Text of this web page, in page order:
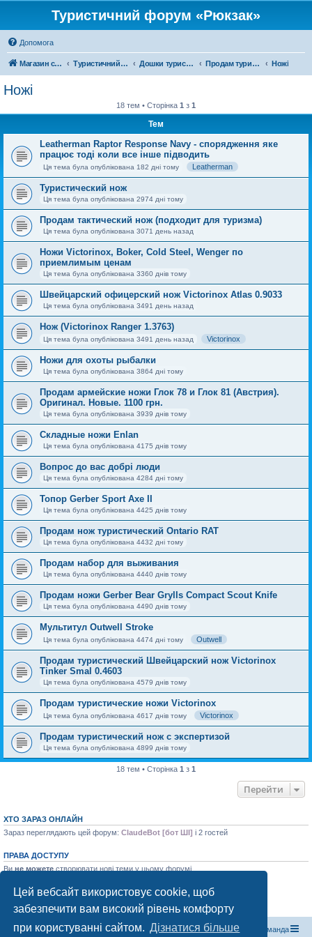
Цей вебсайт використовує cookie, щоб
забезпечити вам високий рівень комфорту
при користуванні сайтом. Дізнатися більше
Туристичний форум «Рюкзак»
Допомога
Магазин спорядження Туристичний форум «Рюкзак» Дошки туристичних оголошень Продам туристичне спорядження Ножі
Ножі
18 тем • Сторінка 1 з 1
Тем
Leatherman Raptor Response Navy - спорядження яке
працює тоді коли все інше підводить
Ця тема була опублікована 182 дні тому Leatherman
Туристический нож
Ця тема була опублікована 2974 дні тому
Продам тактический нож (подходит для туризма)
Ця тема була опублікована 3071 день назад
Ножи Victorinox, Boker, Cold Steel, Wenger по
приемлимым ценам
Ця тема була опублікована 3360 днів тому
Швейцарский офицерский нож Victorinox Atlas 0.9033
Ця тема була опублікована 3491 день назад
Нож (Victorinox Ranger 1.3763)
Ця тема була опублікована 3491 день назад Victorinox
Ножи для охоты рыбалки
Ця тема була опублікована 3864 дні тому
Продам армейские ножи Глок 78 и Глок 81 (Австрия).
Оригинал. Новые. 1100 грн.
Ця тема була опублікована 3939 днів тому
Складные ножи Enlan
Ця тема була опублікована 4175 днів тому
Вопрос до вас добрі люди
Ця тема була опублікована 4284 дні тому
Топор Gerber Sport Axe II
Ця тема була опублікована 4425 днів тому
Продам нож туристический Ontario RAT
Ця тема була опублікована 4432 дні тому
Продам набор для выживания
Ця тема була опублікована 4440 днів тому
Продам ножи Gerber Bear Grylls Compact Scout Knife
Ця тема була опублікована 4490 днів тому
Мультитул Outwell Stroke
Ця тема була опублікована 4474 дні тому Outwell
Продам туристический Швейцарский нож Victorinox
Tinker Smal 0.4603
Ця тема була опублікована 4579 днів тому
Продам туристические ножи Victorinox
Ця тема була опублікована 4617 днів тому Victorinox
Продам туристический нож с экспертизой
Ця тема була опублікована 4899 днів тому
18 тем • Сторінка 1 з 1
Перейти
ХТО ЗАРАЗ ОНЛАЙН
Зараз переглядають цей форум: ClaudeBot [бот ШІ] і 2 гостей
ПРАВА ДОСТУПУ
Ви не можете створювати нові теми у цьому форумі
Вине можетередагувати ваші повідомлення у цьому форумі
Вине можетевидаляти ваші повідомлення у цьому форумі
Вине можетедодавати файли у цьому форумі
Магазин спорядження Туристичний форум «Рюкзак» Команда